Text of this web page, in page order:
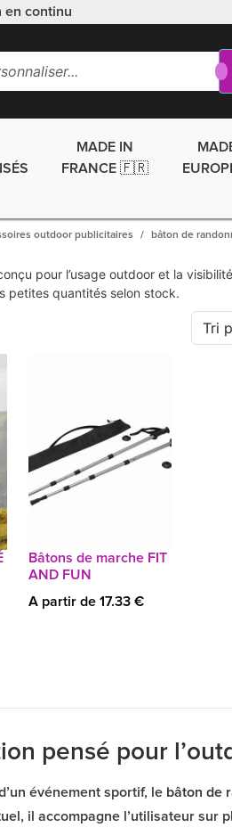
en continu
MADE IN
FRANCE 🇫🇷
outdoor publicitaires bâton de
pour l’usage outdoor et la
petites quantités selon stock.
Bâtons de marche FIT
AND FUN
A partir de 17.33 €
pensé pour
événement sportif, le bâton de
il accompagne l’utilisateur sur